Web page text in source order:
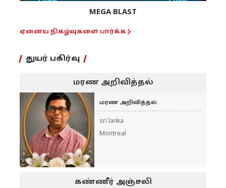
MEGA BLAST
ஏனைய நிகழ்வுகளை பார்க்க
துயர் பகிர்வு
மரண அறிவித்தல்
மரண அறிவித்தல்
sri lanka
Montreal
கண்ணீர் அஞ்சலி